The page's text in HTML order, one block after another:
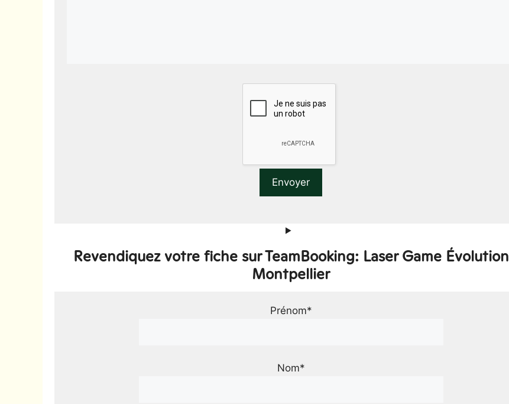
Revendiquez votre fiche sur TeamBooking: Laser Game Évolution
Montpellier
Prénom*
Nom*